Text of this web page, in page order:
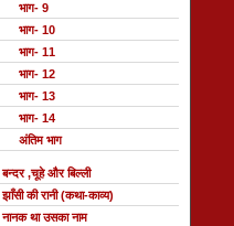
भाग- 9
भाग- 10
भाग- 11
भाग- 12
भाग- 13
भाग- 14
अंतिम भाग
बन्दर ,चूहे और बिल्ली
झाँसी की रानी (कथा-काव्य)
नानक था उसका नाम